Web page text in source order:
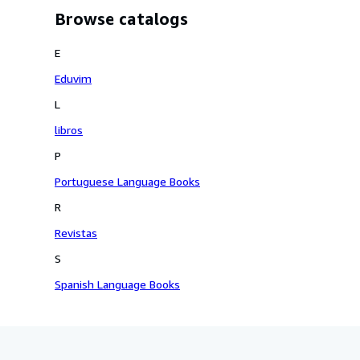
Browse catalogs
E
Eduvim
L
libros
P
Portuguese Language Books
R
Revistas
S
Spanish Language Books